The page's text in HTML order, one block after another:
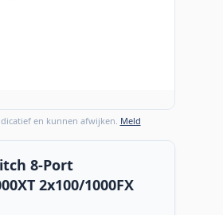
en kunnen afwijken. Meld
8-Port
2x100/1000FX